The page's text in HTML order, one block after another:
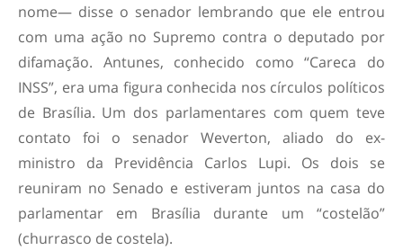
nome— disse o senador lembrando que ele entrou
com uma ação no Supremo contra o deputado por
difamação. Antunes, conhecido como “Careca do
INSS”, era uma figura conhecida nos círculos políticos
de Brasília. Um dos parlamentares com quem teve
contato foi o senador Weverton, aliado do ex-
ministro da Previdência Carlos Lupi. Os dois se
reuniram no Senado e estiveram juntos na casa do
parlamentar em Brasília durante um “costelão”
(churrasco de costela).